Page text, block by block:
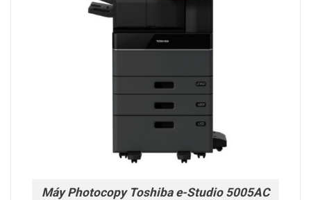
Máy Photocopy Toshiba e-Studio 5005AC